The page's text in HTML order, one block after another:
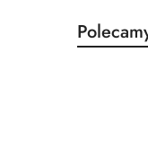
PomińProdukty
o